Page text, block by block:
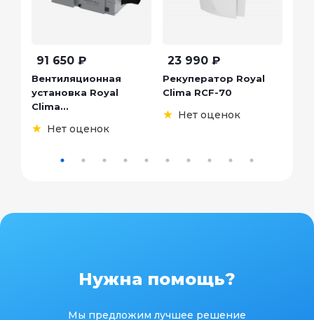
91 650 ₽
Вентиляционная
установка Royal
Clima...
Нет оценок
23 990 ₽
Рекуператор Royal
Clima RCF-70
Нет оценок
Нужна помощь?
Мы предложим лучшее решение